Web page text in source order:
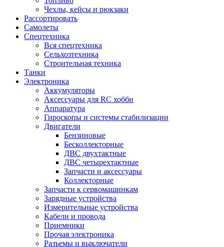
Чехлы, кейсы и рюкзаки
Рассортировать
Самолеты
Спецтехника
Вся спецтехника
Сельхозтехника
Строительная техника
Танки
Электроника
Аккумуляторы
Аксессуары для RC хобби
Аппаратура
Гироскопы и системы стабилизации
Двигатели
Бензиновые
Бесколлекторные
ДВС двухтактные
ДВС четырехтактные
Запчасти и аксессуары
Коллекторные
Запчасти к сервомашинкам
Зарядные устройства
Измерительные устройства
Кабели и провода
Приемники
Прочая электроника
Разъемы и выключатели